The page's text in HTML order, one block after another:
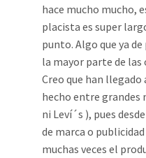
hace mucho mucho,
placista es super
punto. Algo que ya
la mayor parte de las
Creo que han llegado
hecho entre grandes
ni Leví´s ), pues
de marca o
muchas veces el